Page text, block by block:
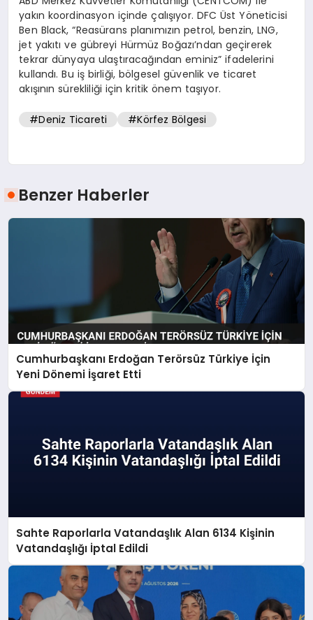
yakın koordinasyon içinde çalışıyor. DFC Üst Yöneticisi
Ben Black, “Reasürans planımızın petrol, benzin, LNG,
jet yakıtı ve gübreyi Hürmüz Boğazı’ndan geçirerek
tekrar dünyaya ulaştıracağından eminiz” ifadelerini
kullandı. Bu iş birliği, bölgesel güvenlik ve ticaret
akışının sürekliliği için kritik önem taşıyor.
#Deniz Ticareti #Körfez Bölgesi
Benzer Haberler
Cumhurbaşkanı Erdoğan Terörsüz Türkiye İçin
Yeni Dönemi İşaret Etti
Sahte Raporlarla Vatandaşlık Alan 6134 Kişinin
Vatandaşlığı İptal Edildi